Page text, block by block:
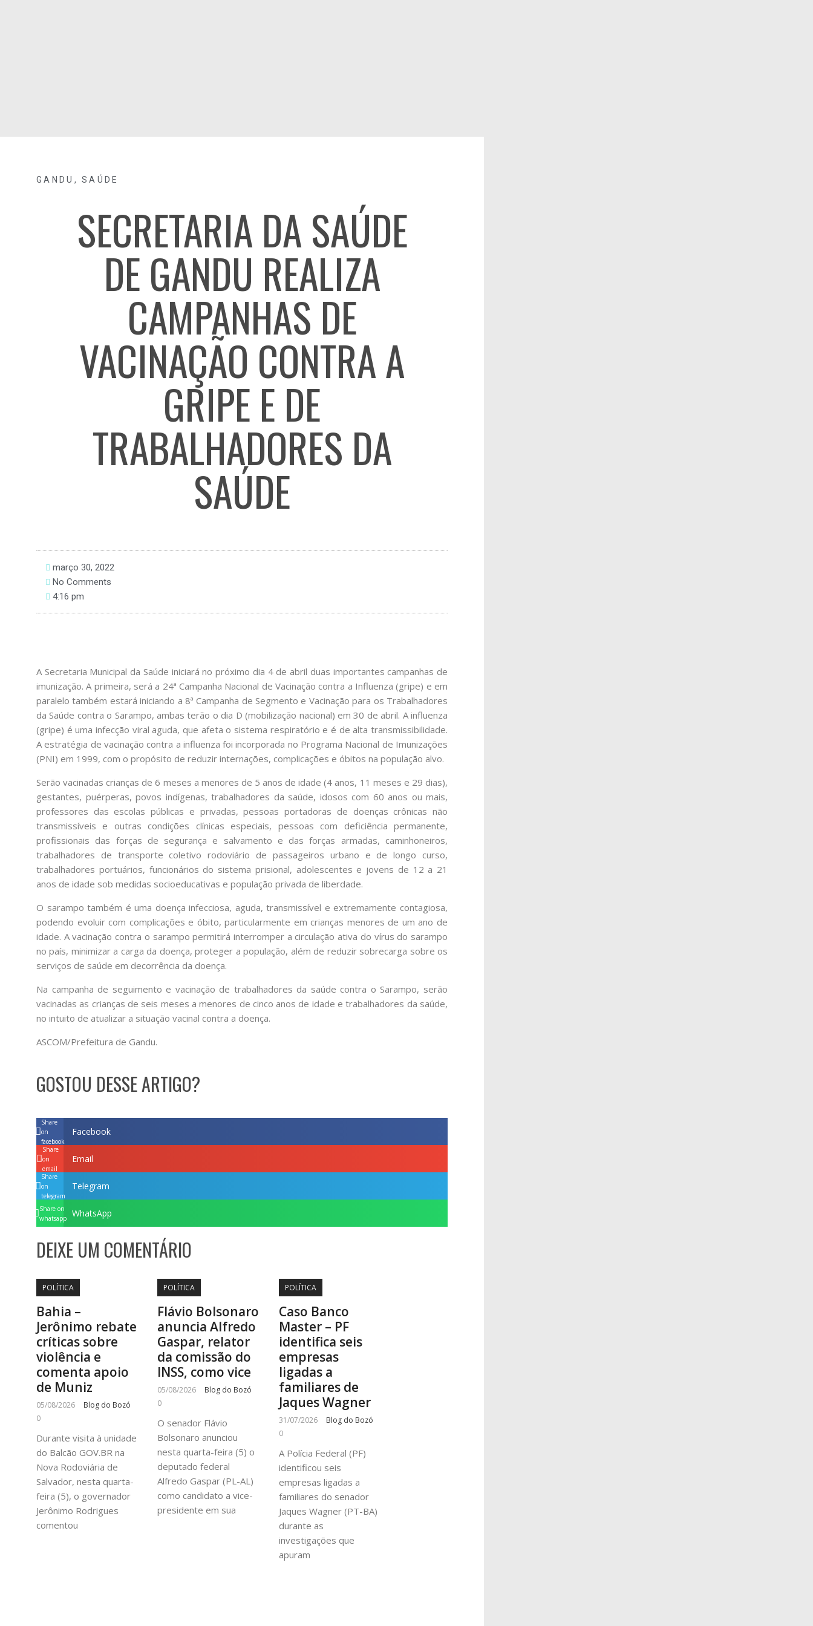
GANDU ,SAÚDE
SECRETARIA DA SAÚDE
DE GANDU REALIZA
CAMPANHAS DE
VACINAÇÃO CONTRA A
GRIPE E DE
TRABALHADORES DA
SAÚDE
março 30, 2022
No Comments
4:16 pm
A Secretaria Municipal da Saúde iniciará no próximo dia 4 de abril duas importantes campanhas de
imunização. A primeira, será a 24ª Campanha Nacional de Vacinação contra a Influenza (gripe) e em
paralelo também estará iniciando a 8ª Campanha de Segmento e Vacinação para os Trabalhadores
da Saúde contra o Sarampo, ambas terão o dia D (mobilização nacional) em 30 de abril. A influenza
(gripe) é uma infecção viral aguda, que afeta o sistema respiratório e é de alta transmissibilidade.
A estratégia de vacinação contra a influenza foi incorporada no Programa Nacional de Imunizações
(PNI) em 1999, com o propósito de reduzir internações, complicações e óbitos na população alvo.
Serão vacinadas crianças de 6 meses a menores de 5 anos de idade (4 anos, 11 meses e 29 dias),
gestantes, puérperas, povos indígenas, trabalhadores da saúde, idosos com 60 anos ou mais,
professores das escolas públicas e privadas, pessoas portadoras de doenças crônicas não
transmissíveis e outras condições clínicas especiais, pessoas com deficiência permanente,
profissionais das forças de segurança e salvamento e das forças armadas, caminhoneiros,
trabalhadores de transporte coletivo rodoviário de passageiros urbano e de longo curso,
trabalhadores portuários, funcionários do sistema prisional, adolescentes e jovens de 12 a 21
anos de idade sob medidas socioeducativas e população privada de liberdade.
O sarampo também é uma doença infecciosa, aguda, transmissível e extremamente contagiosa,
podendo evoluir com complicações e óbito, particularmente em crianças menores de um ano de
idade. A vacinação contra o sarampo permitirá interromper a circulação ativa do vírus do sarampo
no país, minimizar a carga da doença, proteger a população, além de reduzir sobrecarga sobre os
serviços de saúde em decorrência da doença.
Na campanha de seguimento e vacinação de trabalhadores da saúde contra o Sarampo, serão
vacinadas as crianças de seis meses a menores de cinco anos de idade e trabalhadores da saúde,
no intuito de atualizar a situação vacinal contra a doença.
ASCOM/Prefeitura de Gandu.
GOSTOU DESSE ARTIGO?
Share
on
facebook
Facebook
Share
on
email
Email
Share
on
telegram
Telegram
Share on
whatsapp
WhatsApp
DEIXE UM COMENTÁRIO
POLÍTICA
Bahia –
Jerônimo rebate
críticas sobre
violência e
comenta apoio
de Muniz
05/08/2026
Blog do Bozó
0
Durante visita à unidade
do Balcão GOV.BR na
Nova Rodoviária de
Salvador, nesta quarta-
feira (5), o governador
Jerônimo Rodrigues
comentou
POLÍTICA
Flávio Bolsonaro
anuncia Alfredo
Gaspar, relator
da comissão do
INSS, como vice
05/08/2026
Blog do Bozó
0
O senador Flávio
Bolsonaro anunciou
nesta quarta-feira (5) o
deputado federal
Alfredo Gaspar (PL-AL)
como candidato a vice-
presidente em sua
POLÍTICA
Caso Banco
Master – PF
identifica seis
empresas
ligadas a
familiares de
Jaques Wagner
31/07/2026
Blog do Bozó
0
A Polícia Federal (PF)
identificou seis
empresas ligadas a
familiares do senador
Jaques Wagner (PT-BA)
durante as
investigações que
apuram